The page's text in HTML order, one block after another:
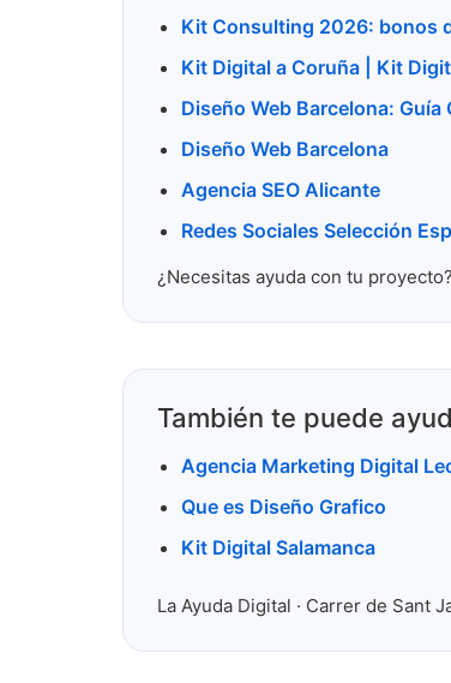
Kit Consulting 2026: bonos
Kit Digital a Coruña | Kit
Diseño Web Barcelona:
Diseño Web Barcelona
Agencia SEO Alicante
Redes Sociales Selección
¿Necesitas ayuda con tu
También te puede
Agencia Marketing Digital
Que es Diseño Grafico
Kit Digital Salamanca
La Ayuda Digital · Carrer de Sant